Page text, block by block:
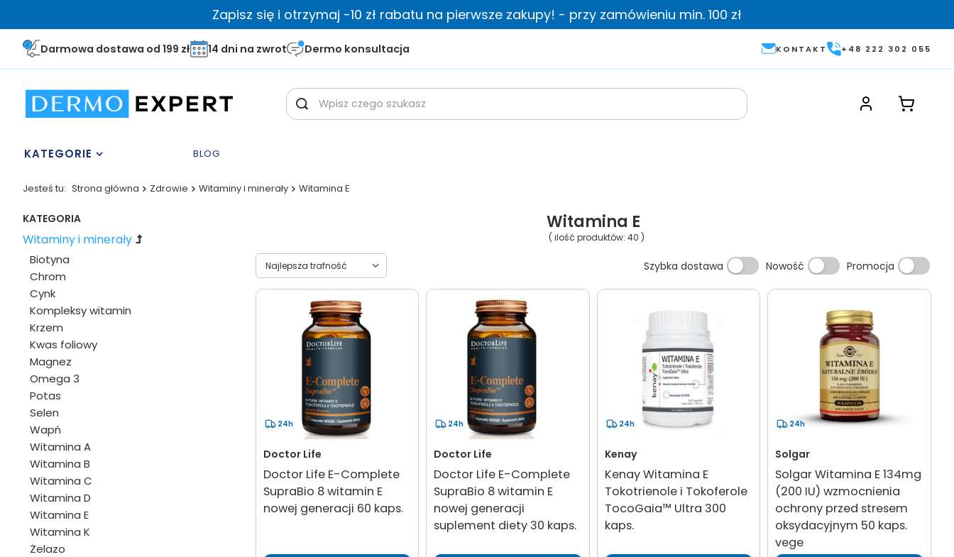
Zapisz się i otrzymaj -10 zł rabatu na pierwsze zakupy! - przy zamówieniu min. 100 zł
Darmowa dostawa od 199 zł 14 dni na zwrot Dermo konsultacja KONTAKT +48 222 302 055
KATEGORIE BLOG
Jesteś tu: Strona główna Zdrowie Witaminy i minerały Witamina E
KATEGORIA
Witaminy i minerały
Biotyna
Chrom
Cynk
Kompleksy witamin
Krzem
Kwas foliowy
Magnez
Omega 3
Potas
Selen
Wapń
Witamina A
Witamina B
Witamina C
Witamina D
Witamina E
Witamina K
Żelazo
Witamina E
( ilość produktów:40 )
Wybierz sortowanie
Najlepsza trafność Szybka dostawa Nowość Promocja
24h
Doctor Life
Doctor Life E-Complete
SupraBio 8 witamin E
nowej generacji 60 kaps.
24h
Doctor Life
Doctor Life E-Complete
SupraBio 8 witamin E
nowej generacji
suplement diety 30 kaps.
24h
Kenay
Kenay Witamina E
Tokotrienole i Tokoferole
TocoGaia™ Ultra 300
kaps.
24h
Solgar
Solgar Witamina E 134mg
(200 IU) wzmocnienia
ochrony przed stresem
oksydacyjnym 50 kaps.
vege